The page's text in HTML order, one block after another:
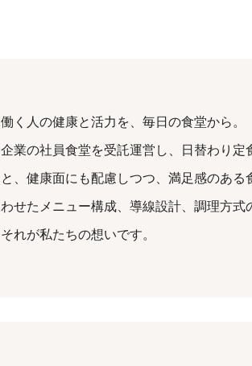
働く人の健康と活力を、毎日の食堂から。
企業の社員食堂を受託運営し、日替わり
と、健康面にも配慮しつつ、満足感のあ
わせたメニュー構成、導線設計、調理方
それが私たちの想いです。